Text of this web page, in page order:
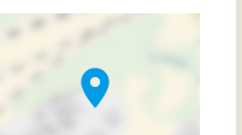
location_on